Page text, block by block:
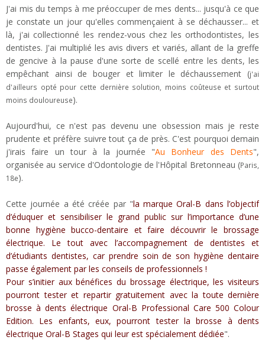
J'ai mis du temps à me préoccuper de mes dents... jusqu'à ce que
je constate un jour qu'elles commençaient à se déchausser... et
là, j'ai collectionné les rendez-vous chez les orthodontistes, les
dentistes. J'ai multiplié les avis divers et variés, allant de la greffe
de gencive à la pause d'une sorte de scellé entre les dents, les
empêchant ainsi de bouger et limiter le déchaussement (j'ai
d'ailleurs opté pour cette dernière solution, moins coûteuse et surtout
moins douloureuse).
Aujourd'hui, ce n'est pas devenu une obsession mais je reste
prudente et préfère suivre tout ça de près. C'est pourquoi demain
j'irais faire un tour à la journée "Au Bonheur des Dents",
organisée au service d'Odontologie de l'Hôpital Bretonneau (Paris,
18e).
Cette journée a été créée par "la marque Oral-B dans l’objectif
d’éduquer et sensibiliser le grand public sur l’importance d’une
bonne hygiène bucco-dentaire et faire découvrir le brossage
électrique. Le tout avec l’accompagnement de dentistes et
d’étudiants dentistes, car prendre soin de son hygiène dentaire
passe également par les conseils de professionnels !
Pour s’initier aux bénéfices du brossage électrique, les visiteurs
pourront tester et repartir gratuitement avec la toute dernière
brosse à dents électrique Oral-B Professional Care 500 Colour
Edition. Les enfants, eux, pourront tester la brosse à dents
électrique Oral-B Stages qui leur est spécialement dédiée".